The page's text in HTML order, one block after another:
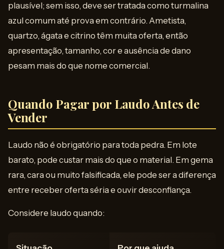
plausível; sem isso, deve ser tratada como turmalina
azul comum até prova em contrário. Ametista,
quartzo, ágata e citrino têm muita oferta, então
apresentação, tamanho, cor e ausência de dano
pesam mais do que nome comercial.
Quando Pagar por Laudo Antes de
Vender
Laudo não é obrigatório para toda pedra. Em lote
barato, pode custar mais do que o material. Em gema
rara, cara ou muito falsificada, ele pode ser a diferença
entre receber oferta séria e ouvir desconfiança.
Considere laudo quando: